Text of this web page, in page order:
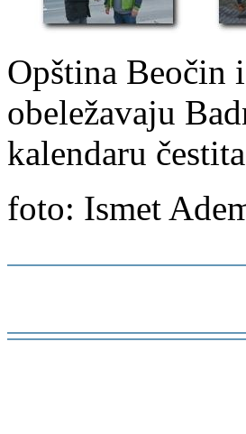
Opština Beočin
obeležavaju
kalendaru
foto: Ismet
-